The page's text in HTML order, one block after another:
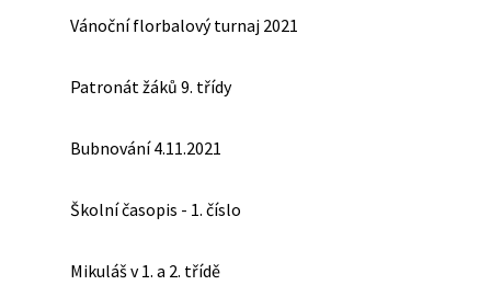
Vánoční florbalový turnaj 2021
Patronát žáků 9. třídy
Bubnování 4.11.2021
Školní časopis - 1. číslo
Mikuláš v 1. a 2. třídě